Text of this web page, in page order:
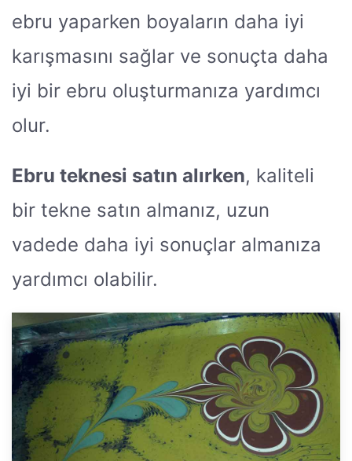
ebru yaparken boyaların daha iyi
karışmasını sağlar ve sonuçta daha
iyi bir ebru oluşturmanıza yardımcı
olur.
Ebru teknesi satın alırken, kaliteli
bir tekne satın almanız, uzun
vadede daha iyi sonuçlar almanıza
yardımcı olabilir.